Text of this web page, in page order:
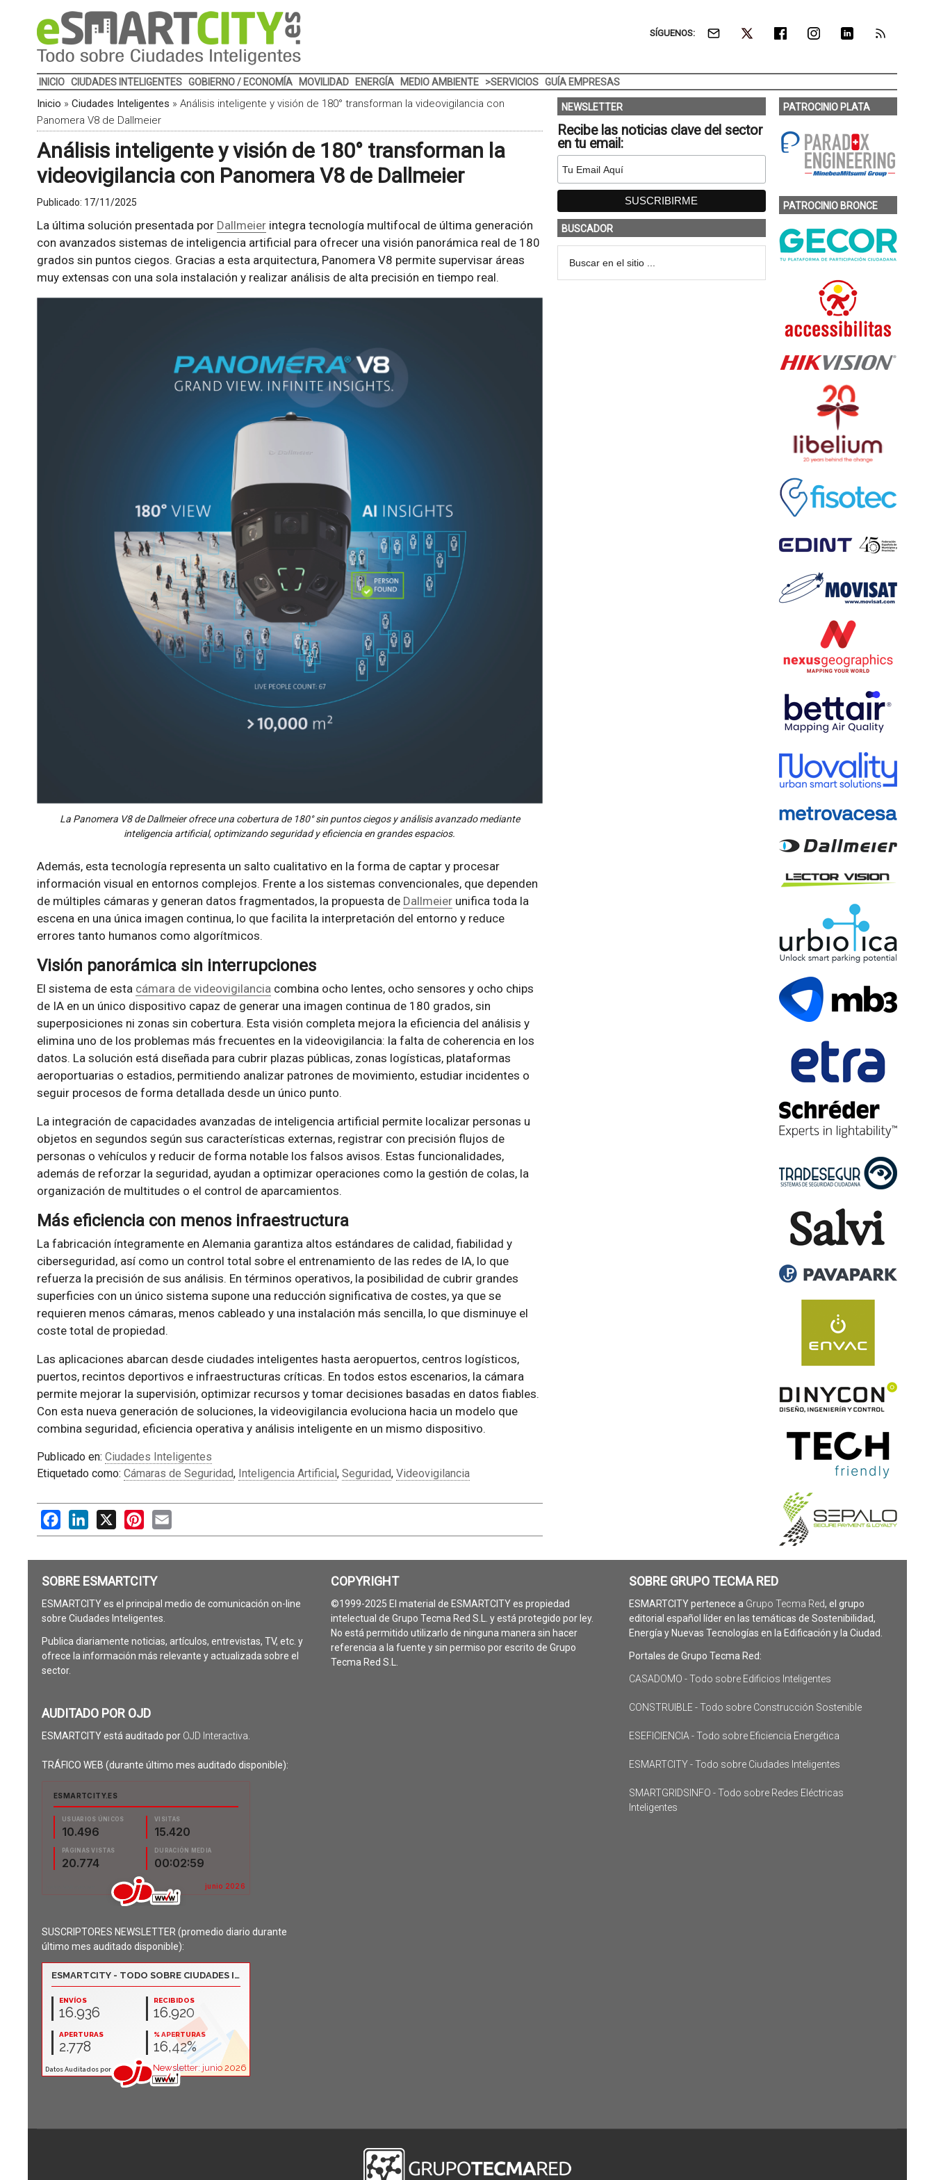
SÍGUENOS:
INICIO CIUDADES INTELIGENTES GOBIERNO / ECONOMÍA MOVILIDAD ENERGÍA MEDIO AMBIENTE >SERVICIOS GUÍA EMPRESAS
Inicio » Ciudades Inteligentes » Análisis inteligente y visión de 180° transforman la videovigilancia con
Panomera V8 de Dallmeier
Análisis inteligente y visión de 180° transforman la
videovigilancia con Panomera V8 de Dallmeier
Publicado: 17/11/2025
La última solución presentada por Dallmeierintegra tecnología multifocal de última generación
con avanzados sistemas de inteligencia artificial para ofrecer una visión panorámica real de 180
grados sin puntos ciegos. Gracias a esta arquitectura, Panomera V8 permite supervisar áreas
muy extensas con una sola instalación y realizar análisis de alta precisión en tiempo real.
La Panomera V8 de Dallmeier ofrece una cobertura de 180° sin puntos ciegos y análisis avanzado mediante
inteligencia artificial, optimizando seguridad y eficiencia en grandes espacios.
Además, esta tecnología representa un salto cualitativo en la forma de captar y procesar
información visual en entornos complejos. Frente a los sistemas convencionales, que dependen
de múltiples cámaras y generan datos fragmentados, la propuesta de Dallmeierunifica toda la
escena en una única imagen continua, lo que facilita la interpretación del entorno y reduce
errores tanto humanos como algorítmicos.
Visión panorámica sin interrupciones
El sistema de esta cámara de videovigilanciacombina ocho lentes, ocho sensores y ocho chips
de IA en un único dispositivo capaz de generar una imagen continua de 180 grados, sin
superposiciones ni zonas sin cobertura. Esta visión completa mejora la eficiencia del análisis y
elimina uno de los problemas más frecuentes en la videovigilancia: la falta de coherencia en los
datos. La solución está diseñada para cubrir plazas públicas, zonas logísticas, plataformas
aeroportuarias o estadios, permitiendo analizar patrones de movimiento, estudiar incidentes o
seguir procesos de forma detallada desde un único punto.
La integración de capacidades avanzadas de inteligencia artificial permite localizar personas u
objetos en segundos según sus características externas, registrar con precisión flujos de
personas o vehículos y reducir de forma notable los falsos avisos. Estas funcionalidades,
además de reforzar la seguridad, ayudan a optimizar operaciones como la gestión de colas, la
organización de multitudes o el control de aparcamientos.
Más eficiencia con menos infraestructura
La fabricación íntegramente en Alemania garantiza altos estándares de calidad, fiabilidad y
ciberseguridad, así como un control total sobre el entrenamiento de las redes de IA, lo que
refuerza la precisión de sus análisis. En términos operativos, la posibilidad de cubrir grandes
superficies con un único sistema supone una reducción significativa de costes, ya que se
requieren menos cámaras, menos cableado y una instalación más sencilla, lo que disminuye el
coste total de propiedad.
Las aplicaciones abarcan desde ciudades inteligentes hasta aeropuertos, centros logísticos,
puertos, recintos deportivos e infraestructuras críticas. En todos estos escenarios, la cámara
permite mejorar la supervisión, optimizar recursos y tomar decisiones basadas en datos fiables.
Con esta nueva generación de soluciones, la videovigilancia evoluciona hacia un modelo que
combina seguridad, eficiencia operativa y análisis inteligente en un mismo dispositivo.
Publicado en: Ciudades Inteligentes
Etiquetado como: Cámaras de Seguridad, Inteligencia Artificial, Seguridad, Videovigilancia
FacebookLinkedIn
X PinterestEmail
NEWSLETTER
Recibe las noticias clave del sector
en tu email:
BUSCADOR
PATROCINIO PLATA
PATROCINIO BRONCE
SOBRE ESMARTCITY
ESMARTCITY es el principal medio de comunicación on-line
sobre Ciudades Inteligentes.
Publica diariamente noticias, artículos, entrevistas, TV, etc. y
ofrece la información más relevante y actualizada sobre el
sector.
AUDITADO POR OJD
ESMARTCITY está auditado por OJD Interactiva
TRÁFICO WEB (durante último mes auditado disponible):
SUSCRIPTORES NEWSLETTER (promedio diario durante
último mes auditado disponible):
COPYRIGHT
©1999-2025 El material de ESMARTCITY es propiedad
intelectual de Grupo Tecma Red S.L. y está protegido por ley.
No está permitido utilizarlo de ninguna manera sin hacer
referencia a la fuente y sin permiso por escrito de Grupo
Tecma Red S.L.
SOBRE GRUPO TECMA RED
ESMARTCITY pertenece a Grupo Tecma Red, el grupo
editorial español líder en las temáticas de Sostenibilidad,
Energía y Nuevas Tecnologías en la Edificación y la Ciudad.
Portales de Grupo Tecma Red:
CASADOMO - Todo sobre Edificios Inteligentes
CONSTRUIBLE - Todo sobre Construcción Sostenible
ESEFICIENCIA - Todo sobre Eficiencia Energética
ESMARTCITY - Todo sobre Ciudades Inteligentes
SMARTGRIDSINFO - Todo sobre Redes Eléctricas
Inteligentes